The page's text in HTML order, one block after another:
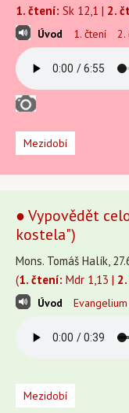
1. čtení: Sk 12,1 | 2.
Úvod 1. čtení 2.
Mezidobí
● Vypovědět
kostela")
Mons. Tomáš Halík,
(1. čtení: Mdr 1,13 |
Úvod Evangelium
Mezidobí